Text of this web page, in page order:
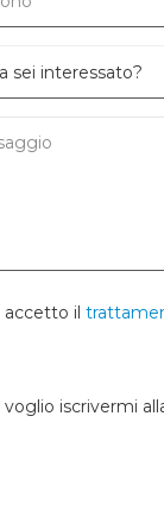
accetto il
voglio iscrivermi